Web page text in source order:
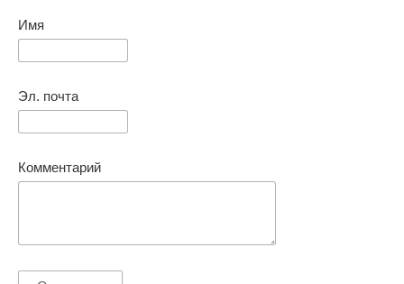
Имя
Эл. почта
Комментарий